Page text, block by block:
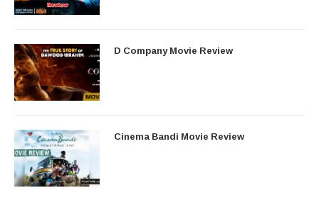
D Company Movie Review
Cinema Bandi Movie Review